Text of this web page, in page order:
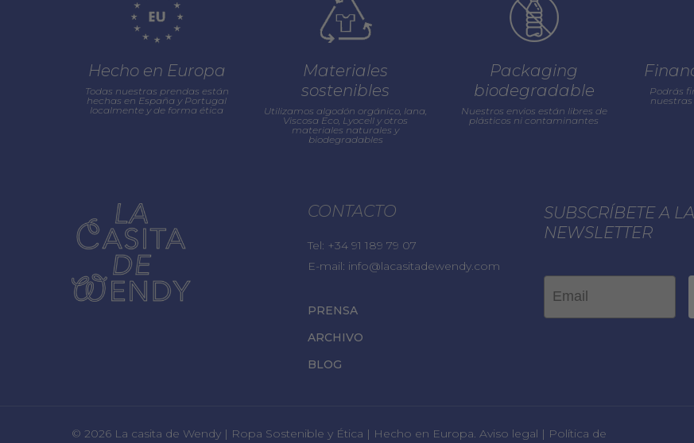
Hecho en Europa
Todas nuestras prendas están
hechas en España y Portugal
localmente y de forma ética
Materiales
sostenibles
Utilizamos algodón orgánico, lana,
Viscosa Eco, Lyocell y otros
materiales naturales y
biodegradables
Packaging
biodegradable
Nuestros envios están libres de
plásticos ni contaminantes
Podrás
CONTACTO
Tel: +34 91 189 79 07
E-mail: info@lacasitadewendy.com
PRENSA
ARCHIVO
BLOG
SUBSCRÍBETE A LA
NEWSLETTER
Email
© 2026 La casita de Wendy | Ropa Sostenible y Ética | Hecho en Europa. Aviso legal | Política de